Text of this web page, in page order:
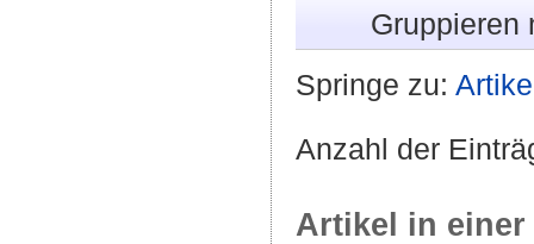
Gruppieren
Springe zu:
Anzahl der
Artikel in